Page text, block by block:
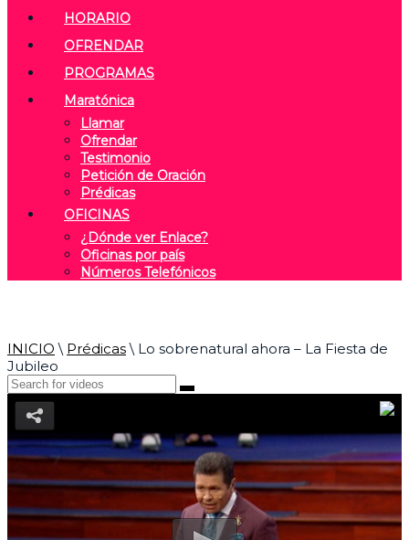
HORARIO
OFRENDAR
PROGRAMAS
Maratónica
Llamar
Ofrendar
Testimonio
Petición de Oración
Prédicas
OFICINAS
¿Dónde ver Enlace?
Oficinas por país
Números Telefónicos
INICIO \ Prédicas\ Lo sobrenatural ahora – La Fiesta de
Jubileo